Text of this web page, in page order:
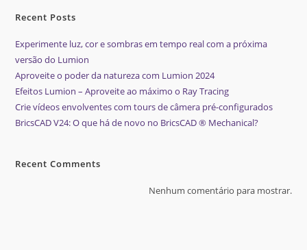
Recent Posts
Experimente luz, cor e sombras em tempo real com a próxima
versão do Lumion
Aproveite o poder da natureza com Lumion 2024
Efeitos Lumion – Aproveite ao máximo o Ray Tracing
Crie vídeos envolventes com tours de câmera pré-configurados
BricsCAD V24: O que há de novo no BricsCAD ® Mechanical?
Recent Comments
Nenhum comentário para mostrar.